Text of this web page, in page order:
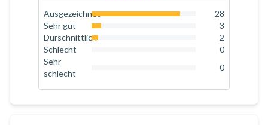
Ausgezeichnet
84.8
28
Sehr gut
9.1
3
Durschnittlich
2
Schlecht
0
Sehr
schlecht
0